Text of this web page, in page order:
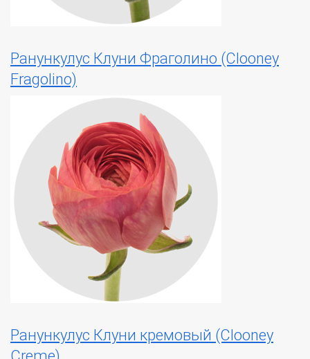
Ранункулус Клуни Фраголино (Clooney
Fragolino)
Ранункулус Клуни кремовый (Clooney